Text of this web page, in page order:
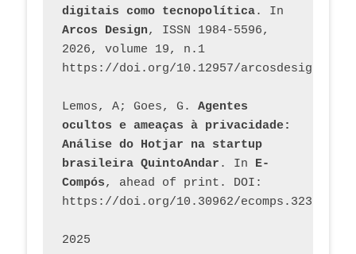
digitais como tecnopolítica
Arcos Design, ISSN 1984-5596,
2026, volume 19, n.1
https://doi.org/10.12957/
Lemos, A; Goes, G. Agentes
ocultos e ameaças à privacidade:
Análise do Hotjar na startup
brasileira QuintoAndar . In E-
Compós, ahead of print. DOI:
https://doi.org/10.30962/ecomps.3231
2025